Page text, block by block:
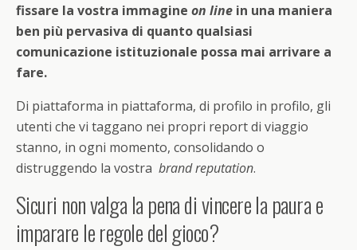
fissare la vostra immagine on line in una maniera
ben più pervasiva di quanto qualsiasi
comunicazione istituzionale possa mai arrivare a
fare.
Di piattaforma in piattaforma, di profilo in profilo, gli
utenti che vi taggano nei propri report di viaggio
stanno, in ogni momento, consolidando o
distruggendo la vostra brand reputation.
Sicuri non valga la pena di vincere la paura e
imparare le regole del gioco?